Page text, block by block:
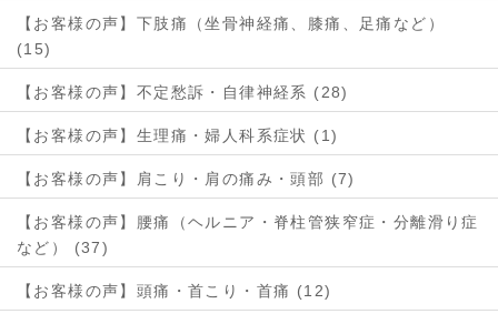
【お客様の声】下肢痛（坐骨神経痛、膝痛、足痛など）
(15)
【お客様の声】不定愁訴・自律神経系 (28)
【お客様の声】生理痛・婦人科系症状 (1)
【お客様の声】肩こり・肩の痛み・頭部 (7)
【お客様の声】腰痛（ヘルニア・脊柱管狭窄症・分離滑り症
など） (37)
【お客様の声】頭痛・首こり・首痛 (12)